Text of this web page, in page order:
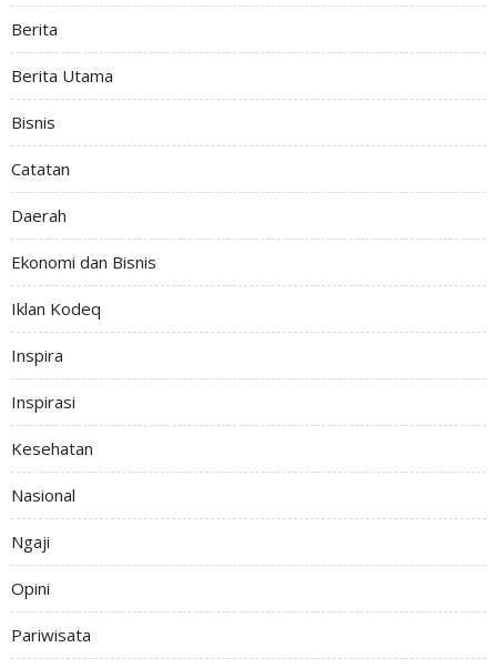
Berita
Berita Utama
Bisnis
Catatan
Daerah
Ekonomi dan Bisnis
Iklan Kodeq
Inspira
Inspirasi
Kesehatan
Nasional
Ngaji
Opini
Pariwisata